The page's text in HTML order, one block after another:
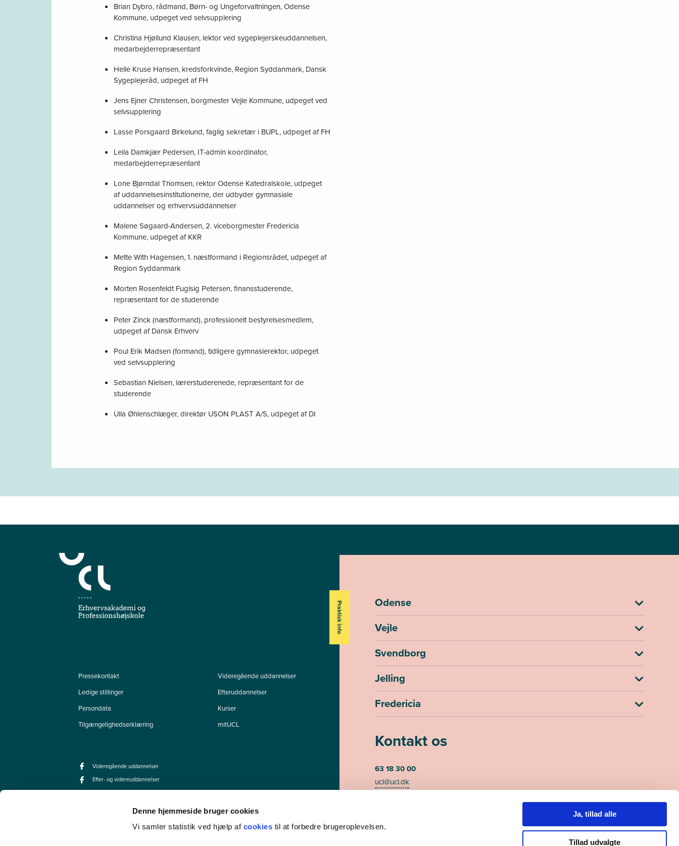
Denne hjemmeside bruger cookies
Vi samler statistik ved hjælp af cookies til at forbedre brugeroplevelsen.
Ja, tillad alle
Tillad udvalgte
Brian Dybro, rådmand, Børn- og Ungeforvaltningen, Odense
Kommune, udpeget ved selvsupplering
Christina Hjøllund Klausen, lektor ved sygeplejerskeuddannelsen,
medarbejderrepræsentant
Helle Kruse Hansen, kredsforkvinde, Region Syddanmark, Dansk
Sygeplejeråd, udpeget af FH
Jens Ejner Christensen, borgmester Vejle Kommune, udpeget ved
selvsupplering
Lasse Porsgaard Birkelund, faglig sekretær i BUPL, udpeget af FH
Leila Damkjær Pedersen, IT-admin koordinator,
medarbejderrepræsentant
Lone Bjørndal Thomsen, rektor Odense Katedralskole, udpeget
af uddannelsesinstitutionerne, der udbyder gymnasiale
uddannelser og erhvervsuddannelser
Malene Søgaard-Andersen, 2. viceborgmester Fredericia
Kommune, udpeget af KKR
Mette With Hagensen, 1. næstformand i Regionsrådet, udpeget af
Region Syddanmark
Morten Rosenfeldt Fuglsig Petersen, finansstuderende,
repræsentant for de studerende
Peter Zinck (næstformand), professionelt bestyrelsesmedlem,
udpeget af Dansk Erhverv
Poul Erik Madsen (formand), tidligere gymnasierektor, udpeget
ved selvsupplering
Sebastian Nielsen, lærerstuderenede, repræsentant for de
studerende
Ulla Øhlenschlæger, direktør USON PLAST A/S, udpeget af DI
Pressekontakt
Ledige stillinger
Persondata
Tilgængelighedserklæring
Videregående uddannelser
Efteruddannelser
Kurser
mitUCL
Videregående uddannelser
Efter- og videreuddannelser
Praktisk info
Odense
Vejle
Svendborg
Jelling
Fredericia
Kontakt os
63 18 30 00
ucl@ucl.dk
CVR-nummer 30859480